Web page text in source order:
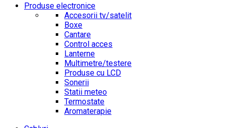
Produse electronice
Accesorii tv/satelit
Boxe
Cantare
Control acces
Lanterne
Multimetre/testere
Produse cu LCD
Sonerii
Statii meteo
Termostate
Aromaterapie